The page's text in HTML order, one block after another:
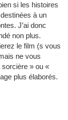
si les histoires
à un
J’ai donc
non plus.
le film (s vous
ne vous
» ou «
plus élaborés.